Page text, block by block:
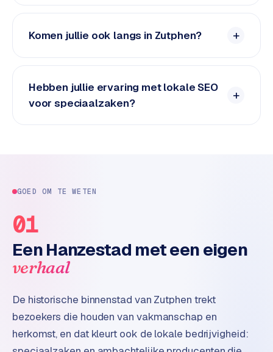
t
e
t
a
r
e
B
o
.
c
m
r
Komen jullie ook langs in Zutphen?
Hebben jullie ervaring met lokale SEO
voor speciaalzaken?
GOED OM TE WETEN
01
Een Hanzestad met een eigen
verhaal
De historische binnenstad van Zutphen trekt
bezoekers die houden van vakmanschap en
herkomst, en dat kleurt ook de lokale bedrijvigheid: